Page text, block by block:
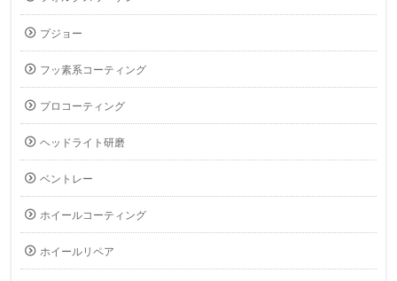
プジョー
フッ素系コーティング
プロコーティング
ヘッドライト研磨
ベントレー
ホイールコーティング
ホイールリペア